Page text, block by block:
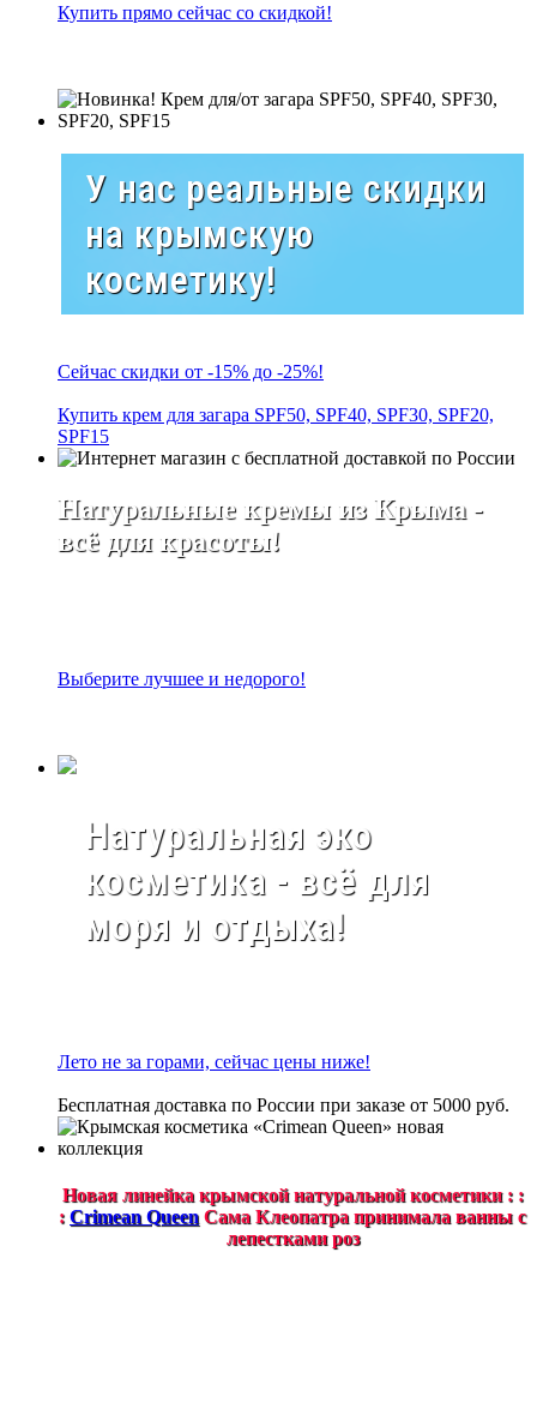
Купить прямо сейчас со скидкой!
У нас реальные скидки
на крымскую
косметику!
Сейчас скидки от -15% до -25%!
Купить крем для загара SPF50, SPF40, SPF30, SPF20,
SPF15
Натуральные кремы из Крыма -
всё для красоты!
Выберите лучшее и недорого!
Натуральная эко
косметика - всё для
моря и отдыха!
Лето не за горами, сейчас цены ниже!
Бесплатная доставка по России при заказе от 5000 руб.
Новая линейка крымской натуральной косметики : :
: Crimean Queen Сама Клеопатра принимала ванны с
лепестками роз